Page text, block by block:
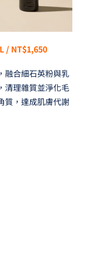
/ NT$1,650
融合細石英粉與乳
清理雜質並淨化毛
質，達成肌膚代謝